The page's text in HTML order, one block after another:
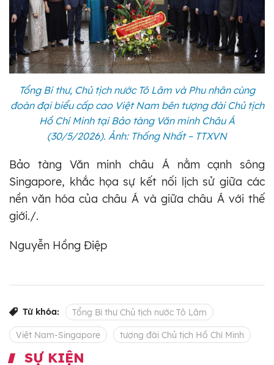
Tổng Bí thư, Chủ tịch nước Tô Lâm và Phu nhân cùng
đoàn đại biểu cấp cao Việt Nam bên tượng đài Chủ tịch
Hồ Chí Minh tại Bảo tàng Văn minh Châu Á
(30/5/2026). Ảnh: Thống Nhất – TTXVN
Bảo tàng Văn minh châu Á nằm cạnh sông
Singapore, khắc họa sự kết nối lịch sử giữa các
nền văn hóa của châu Á và giữa châu Á với thế
giới./.
Nguyễn Hồng Điệp
Từ khóa: Tổng Bí thư Chủ tịch nước Tô Lâm
Việt Nam-Singapore tượng đài Chủ tịch Hồ Chí Minh
SỰ KIỆN